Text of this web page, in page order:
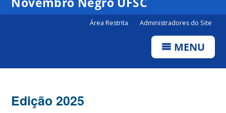
Área Restrita Administradores do Site
MENU
Edição 2025